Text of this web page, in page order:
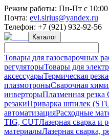
Режим работы: Пн-Пт с 10:00
Почта: evl.sirius@yandex.ru
Телефон: +7 (921) 932-92-56
Каталог
Товары для газосварочных
регуляторыТовары для
аксессуарыТермическая резка
плазмотроныСварочная
инверторыПлазменная резка
резакиПриварка шпилек
автоматизацияРасходные
TIG, CUTЛазерная сварка и
материалыЛазерная сварка,